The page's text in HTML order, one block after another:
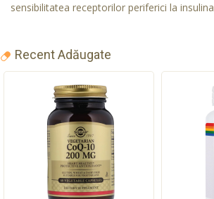
sensibilitatea receptorilor periferici la insulina
Recent Adăugate